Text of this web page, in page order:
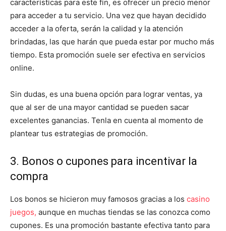
características para este fin, es ofrecer un precio menor
para acceder a tu servicio. Una vez que hayan decidido
acceder a la oferta, serán la calidad y la atención
brindadas, las que harán que pueda estar por mucho más
tiempo. Esta promoción suele ser efectiva en servicios
online.
Sin dudas, es una buena opción para lograr ventas, ya
que al ser de una mayor cantidad se pueden sacar
excelentes ganancias. Tenla en cuenta al momento de
plantear tus estrategias de promoción.
3. Bonos o cupones para incentivar la
compra
Los bonos se hicieron muy famosos gracias a los casino
juegos, aunque en muchas tiendas se las conozca como
cupones. Es una promoción bastante efectiva tanto para